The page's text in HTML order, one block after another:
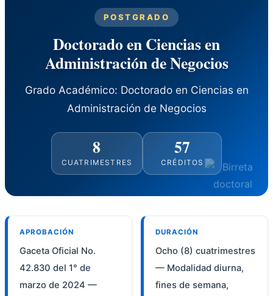
POSTGRADO
Doctorado en Ciencias en
Administración de Negocios
Grado Académico: Doctorado en Ciencias en
Administración de Negocios
8
CUATRIMESTRES
57
CRÉDITOS
APROBACIÓN
Gaceta Oficial No.
42.830 del 1° de
marzo de 2024 —
DURACIÓN
Ocho (8) cuatrimestres
— Modalidad diurna,
fines de semana,